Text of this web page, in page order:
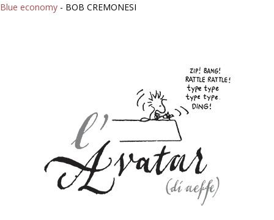
Blue economy - BOB CREMONESI